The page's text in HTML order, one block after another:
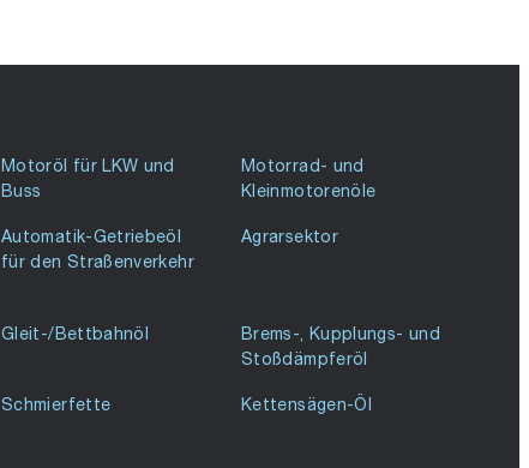
Motoröl für LKW und
Buss
Motorrad- und
Kleinmotorenöle
Automatik-Getriebeöl
für den Straßenverkehr
Agrarsektor
Gleit-/Bettbahnöl
Brems-, Kupplungs- und
Stoßdämpferöl
Schmierfette Kettensägen-Öl